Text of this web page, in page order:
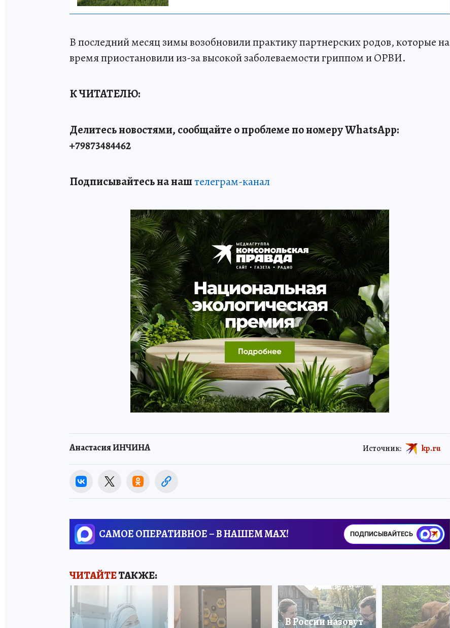
В последний месяц зимы возобновили практику партнерских родов, которые на
время приостановили из-за высокой заболеваемости гриппом и ОРВИ.
К ЧИТАТЕЛЮ:
Делитесь новостями, сообщайте о проблеме по номеру WhatsApp:
+79873484462
Подписывайтесь на наштелеграм-канал
Анастасия ИНЧИНА Источник: kp.ru
САМОЕ ОПЕРАТИВНОЕ – В НАШЕМ MAX! ПОДПИСЫВАЙТЕСЬ
ЧИТАЙТЕТАКЖЕ:
В России назовут